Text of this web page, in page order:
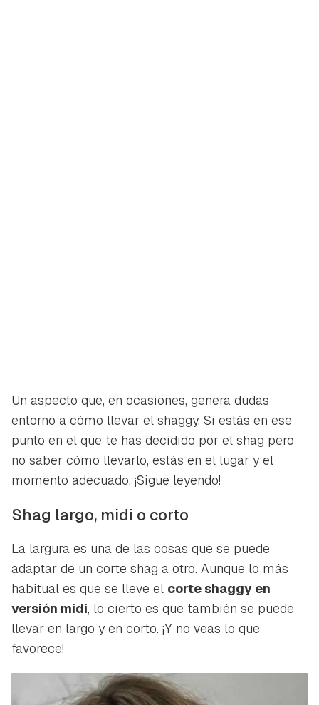
Un aspecto que, en ocasiones, genera dudas
entorno a cómo llevar el shaggy. Si estás en ese
punto en el que te has decidido por el shag pero
no saber cómo llevarlo, estás en el lugar y el
momento adecuado. ¡Sigue leyendo!
Shag largo, midi o corto
La largura es una de las cosas que se puede
adaptar de un corte shag a otro. Aunque lo más
habitual es que se lleve el corte shaggy en
versión midi, lo cierto es que también se puede
llevar en largo y en corto. ¡Y no veas lo que
favorece!